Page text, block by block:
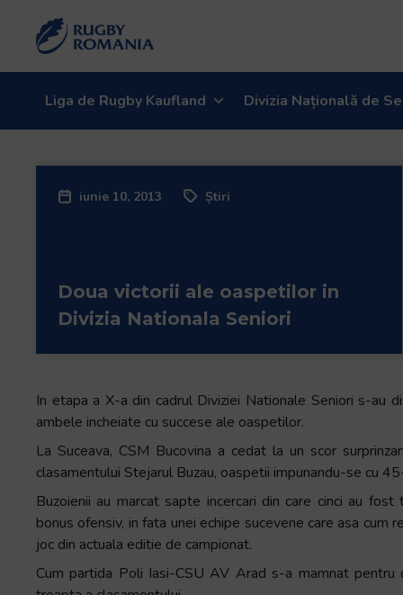
Liga de Rugby Kaufland Divizia Națională de
iunie 10, 2013 Știri
Doua victorii ale oaspetilor in
Divizia Nationala Seniori
In etapa a X-a din cadrul Diviziei Nationale Seniori s-au
ambele incheiate cu succese ale oaspetilor.
La Suceava, CSM Bucovina a cedat la un scor
clasamentului Stejarul Buzau, oaspetii impunandu-se cu
Buzoienii au marcat sapte incercari din care cinci au
bonus ofensiv, in fata unei echipe sucevene care asa
joc din actuala editie de campionat.
Cum partida Poli Iasi-CSU AV Arad s-a mamnat